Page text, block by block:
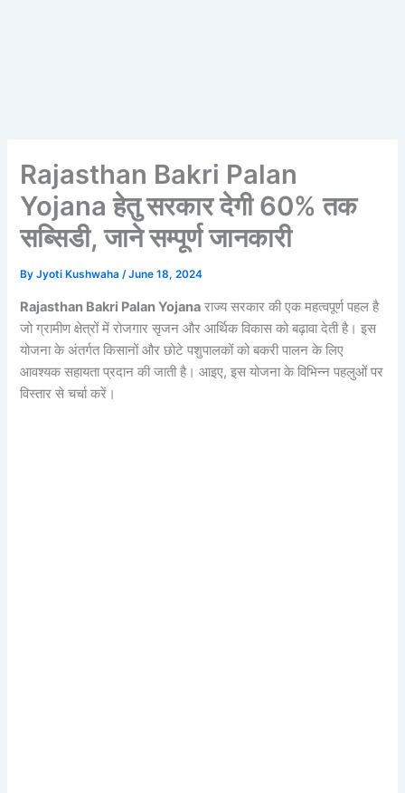
Rajasthan Bakri Palan
Yojana हेतु सरकार देगी 60% तक
सब्सिडी, जाने सम्पूर्ण जानकारी
ByJyoti Kushwaha/June 18, 2024
Rajasthan Bakri Palan Yojana राज्य सरकार की एक महत्वपूर्ण पहल है
जो ग्रामीण क्षेत्रों में रोजगार सृजन और आर्थिक विकास को बढ़ावा देती है। इस
योजना के अंतर्गत किसानों और छोटे पशुपालकों को बकरी पालन के लिए
आवश्यक सहायता प्रदान की जाती है। आइए, इस योजना के विभिन्न पहलुओं पर
विस्तार से चर्चा करें।